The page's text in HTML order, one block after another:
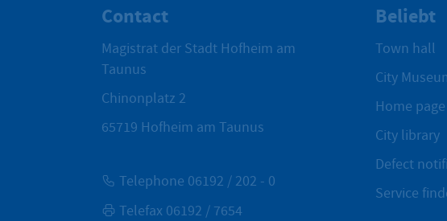
Contact
Magistrat der Stadt Hofheim am
Taunus
Chinonplatz 2
65719 Hofheim am Taunus
Telephone 06192 / 202 - 0
Telefax 06192 / 7654
Beliebt
Town hall
City
Home page
City library
Defect
Service